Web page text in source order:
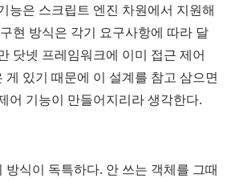
능은 스크립트 엔진 차원에서 지원해
현 방식은 각기 요구사항에 따라 달
닷넷 프레임워크에 이미 접근 제어
게 있기 때문에 이 설계를 참고 삼으면
어 기능이 만들어지리라 생각한다.
방식이 독특하다. 안 쓰는 객체를 그때